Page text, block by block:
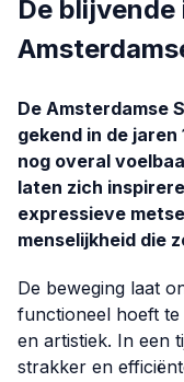
De
De Amsterdamse
gekend in de jaren
nog overal
laten zich
expressieve
menselijkheid die
De beweging laat
functioneel hoeft
en artistiek. In een
strakker en